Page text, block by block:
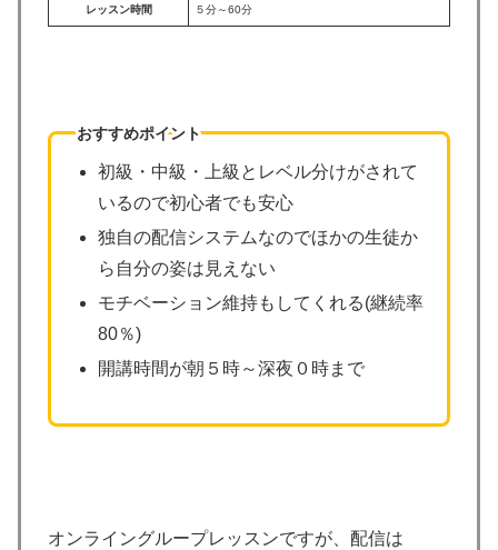
レッスン時間 ５分～60分
おすすめポイント
初級・中級・上級とレベル分けがされて
いるので初心者でも安心
独自の配信システムなのでほかの生徒か
ら自分の姿は見えない
モチベーション維持もしてくれる(継続率
80％)
開講時間が朝５時～深夜０時まで
オンライングループレッスンですが、配信は